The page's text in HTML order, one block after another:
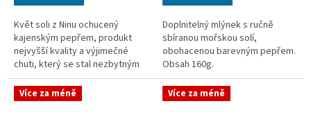
Květ soli z Ninu ochucený
kajenským pepřem, produkt
nejvyšší kvality a výjimečné
chuti, který se stal nezbytným
kořením mnoha gurmánských
pochoutek. Obsah 80g.
Doplnitelný mlýnek s ručně
sbíranou mořskou solí,
obohacenou barevným pepřem.
Obsah 160g.
Více za méně Více za méně